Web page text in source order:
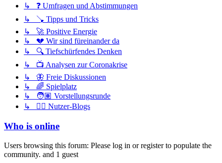
↳ ❓ Umfragen und Abstimmungen
↳ 🪠 Tipps und Tricks
↳ 🚀 Positive Energie
↳ 💔 Wir sind füreinander da
↳ 🔍 Tiefschürfendes Denken
↳ 📺 Analysen zur Coronakrise
↳ 🦋 Freie Diskussionen
↳ 🌈 Spielplatz
↳ 🧑🏽 Vorstellungsrunde
↳ ✍🏽 Nutzer-Blogs
Who is online
Users browsing this forum: Please log in or register to populate the
community. and 1 guest